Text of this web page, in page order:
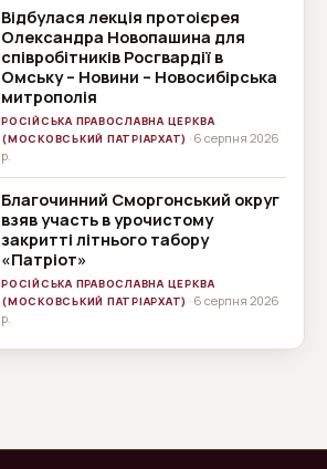
Відбулася лекція протоієрея
Олександра Новопашина для
співробітників Росгвардії в
Омську – Новини – Новосибірська
митрополія
РОСІЙСЬКА ПРАВОСЛАВНА ЦЕРКВА
(МОСКОВСЬКИЙ ПАТРІАРХАТ) · 6 серпня 2026
р.
Благочинний Сморгонський округ
взяв участь в урочистому
закритті літнього табору
«Патріот»
РОСІЙСЬКА ПРАВОСЛАВНА ЦЕРКВА
(МОСКОВСЬКИЙ ПАТРІАРХАТ) · 6 серпня 2026
р.